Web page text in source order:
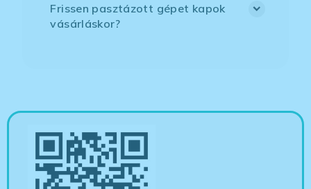
Frissen pasztázott gépet kapok
vásárláskor?